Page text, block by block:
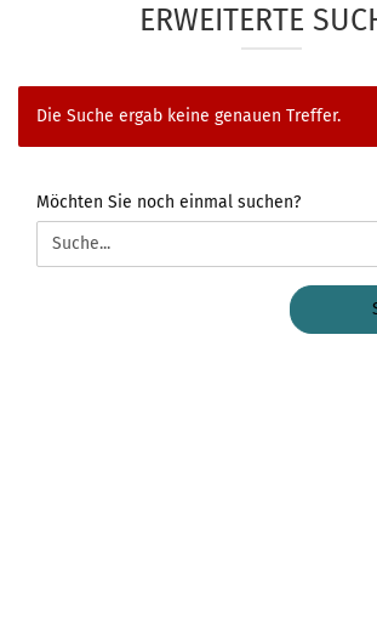
ERWEITERTE
Die Suche ergab keine genauen Treffer.
MÖCHTEN
SIE
NOCH
EINMAL
Möchten Sie noch einmal suchen?